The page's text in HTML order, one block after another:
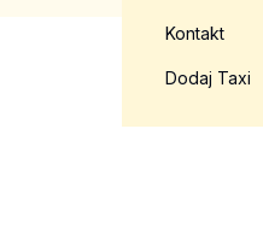
Kontakt
Dodaj Taxi